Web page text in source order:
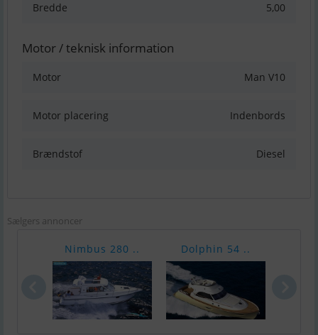
Bredde 5,00
Motor / teknisk information
Motor Man V10
Motor placering Indenbords
Brændstof Diesel
Sælgers annoncer
Nimbus 280 .. Dolphin 54 ..